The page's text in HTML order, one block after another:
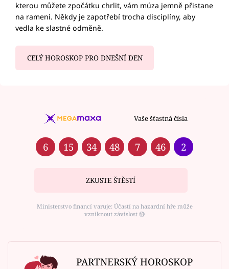
kterou můžete zpočátku chrlit, vám múza jemně přistane
na rameni. Někdy je zapotřebí trocha disciplíny, aby
vedla ke slastné odměně.
CELÝ HOROSKOP PRO DNEŠNÍ DEN
Vaše šťastná čísla
6 15 34 48 7 46 2
ZKUSTE ŠTĚSTÍ
Ministerstvo financí varuje: Účastí na hazardní hře může
vzniknout závislost ⑱
PARTNERSKÝ HOROSKOP